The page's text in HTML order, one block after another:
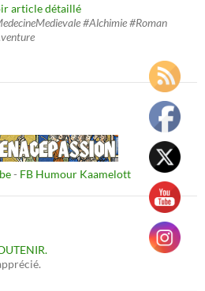
article détaillé
#Alchimie #Roman
- FB Humour Kaamelott